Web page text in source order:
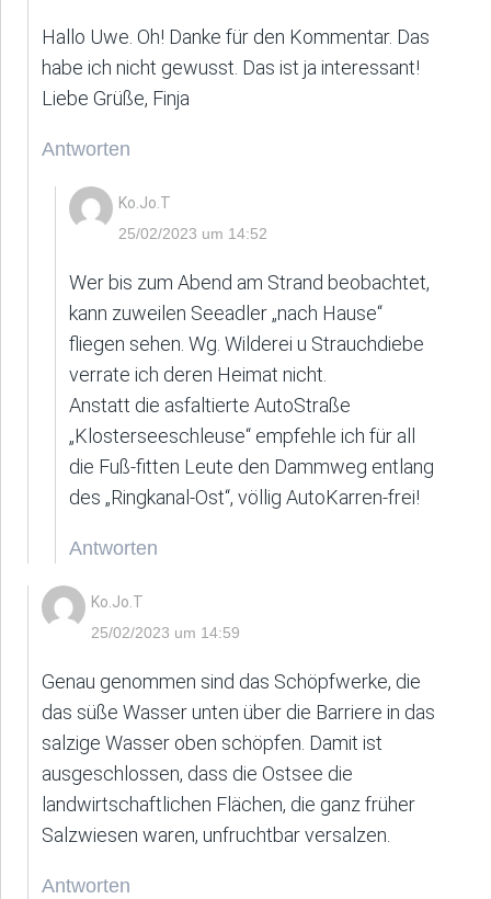
Hallo Uwe. Oh! Danke für den Kommentar. Das
habe ich nicht gewusst. Das ist ja interessant!
Liebe Grüße, Finja
Antworten
Ko.Jo.T
25/02/2023 um 14:52
Wer bis zum Abend am Strand beobachtet,
kann zuweilen Seeadler „nach Hause“
fliegen sehen. Wg. Wilderei u Strauchdiebe
verrate ich deren Heimat nicht.
Anstatt die asfaltierte AutoStraße
„Klosterseeschleuse“ empfehle ich für all
die Fuß-fitten Leute den Dammweg entlang
des „Ringkanal-Ost“, völlig AutoKarren-frei!
Antworten
Ko.Jo.T
25/02/2023 um 14:59
Genau genommen sind das Schöpfwerke, die
das süße Wasser unten über die Barriere in das
salzige Wasser oben schöpfen. Damit ist
ausgeschlossen, dass die Ostsee die
landwirtschaftlichen Flächen, die ganz früher
Salzwiesen waren, unfruchtbar versalzen.
Antworten